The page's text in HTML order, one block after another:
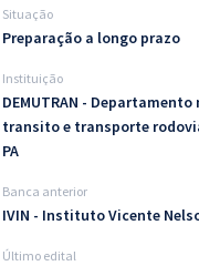
Situação
Preparação a longo prazo
Instituição
DEMUTRAN -
transito e transporte
PA
Banca anterior
IVIN - Instituto Vicente
Último edital